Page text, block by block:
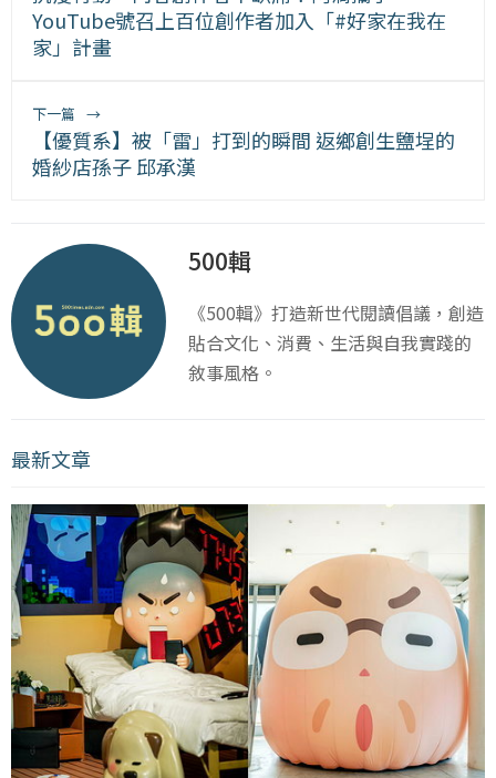
YouTube號召上百位創作者加入「#好家在我在
家」計畫
下一篇 →
【優質系】被「雷」打到的瞬間 返鄉創生鹽埕的
婚紗店孫子 邱承漢
500輯
《500輯》打造新世代閱讀倡議，創造
貼合文化、消費、生活與自我實踐的
敘事風格。
最新文章